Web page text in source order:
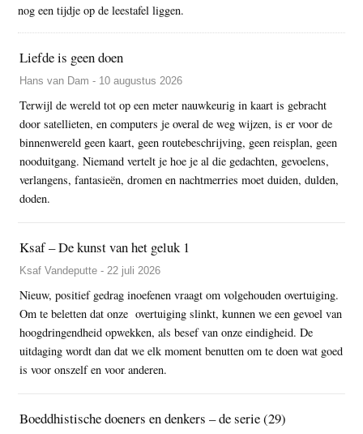
nog een tijdje op de leestafel liggen.
Liefde is geen doen
Hans van Dam - 10 augustus 2026
Terwijl de wereld tot op een meter nauwkeurig in kaart is gebracht
door satellieten, en computers je overal de weg wijzen, is er voor de
binnenwereld geen kaart, geen routebeschrijving, geen reisplan, geen
nooduitgang. Niemand vertelt je hoe je al die gedachten, gevoelens,
verlangens, fantasieën, dromen en nachtmerries moet duiden, dulden,
doden.
Ksaf – De kunst van het geluk 1
Ksaf Vandeputte - 22 juli 2026
Nieuw, positief gedrag inoefenen vraagt om volgehouden overtuiging.
Om te beletten dat onze overtuiging slinkt, kunnen we een gevoel van
hoogdringendheid opwekken, als besef van onze eindigheid. De
uitdaging wordt dan dat we elk moment benutten om te doen wat goed
is voor onszelf en voor anderen.
Boeddhistische doeners en denkers – de serie (29)